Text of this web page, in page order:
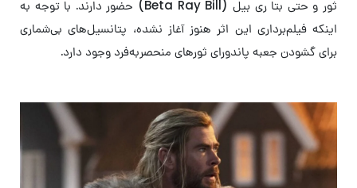
ثور و حتی بتا ری بیل (Beta Ray Bill) حضور دارند. با توجه به
اینکه فیلم‌برداری این اثر هنوز آغاز نشده، پتانسیل‌های بی‌شماری
برای گشودن جعبه پاندورای ثورهای منحصربه‌فرد وجود دارد.